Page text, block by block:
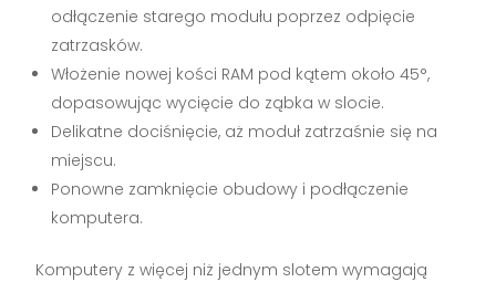
odłączenie starego modułu poprzez odpięcie
zatrzasków.
Włożenie nowej kości RAM pod kątem około 45°,
dopasowując wycięcie do ząbka w slocie.
Delikatne dociśnięcie, aż moduł zatrzaśnie się na
miejscu.
Ponowne zamknięcie obudowy i podłączenie
komputera.
Komputery z więcej niż jednym slotem wymagają